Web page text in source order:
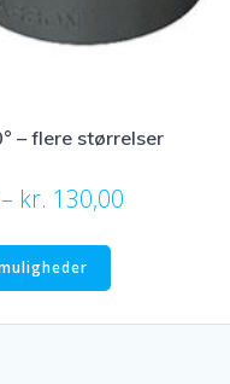
– flere størrelser
– kr. 130,00Prisinterval:
Dette